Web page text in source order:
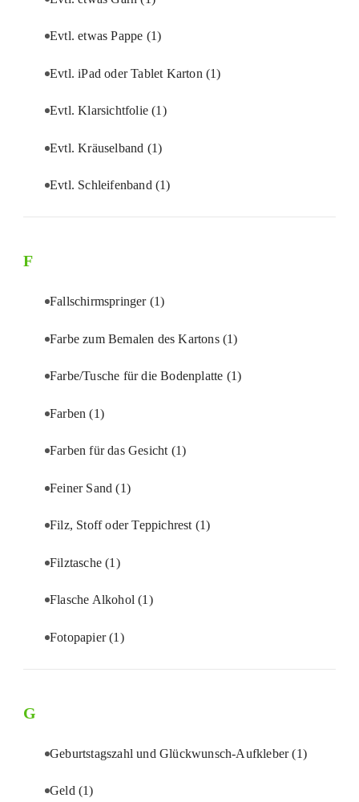
Evtl. etwas Pappe (1)
Evtl. iPad oder Tablet Karton (1)
Evtl. Klarsichtfolie(1)
Evtl. Kräuselband (1)
Evtl. Schleifenband (1)
F
Fallschirmspringer (1)
Farbe zum Bemalen des Kartons (1)
Farbe/Tusche für die Bodenplatte (1)
Farben(1)
Farben für das Gesicht (1)
Feiner Sand(1)
Filz, Stoff oder Teppichrest (1)
Filztasche(1)
Flasche Alkohol(1)
Fotopapier(1)
G
Geburtstagszahl und Glückwunsch-Aufkleber(1)
Geld (1)